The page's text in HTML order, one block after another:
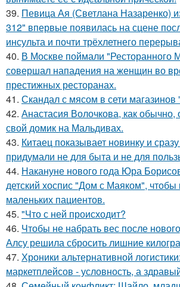
39. Певица Ая (Светлана Назаренко)
312" впервые появилась на сцене
инсульта и почти трёхлетнего
40. В Москве поймали "Ресторанного
совершал нападения на женщин во
престижных ресторанах.
41. Скандал с мясом в сети
42. Анастасия Волочкова, как обычно,
свой домик на Мальдивах.
43. Китаец показывает новинку и
придумали не для быта и не для
44. Накануне нового года Юра
детский хоспис "Дом с Маяком", чтобы
маленьких пациентов.
45. "Что с ней происходит?
46. Чтобы не набрать вес после
Алсу решила сбросить лишние
47. Хроники альтернативной
маркетплейсов - условность, а